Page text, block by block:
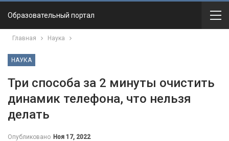
Образовательный портал
Главная Наука
НАУКА
Три способа за 2 минуты очистить
динамик телефона, что нельзя
делать
Опубликовано Ноя 17, 2022